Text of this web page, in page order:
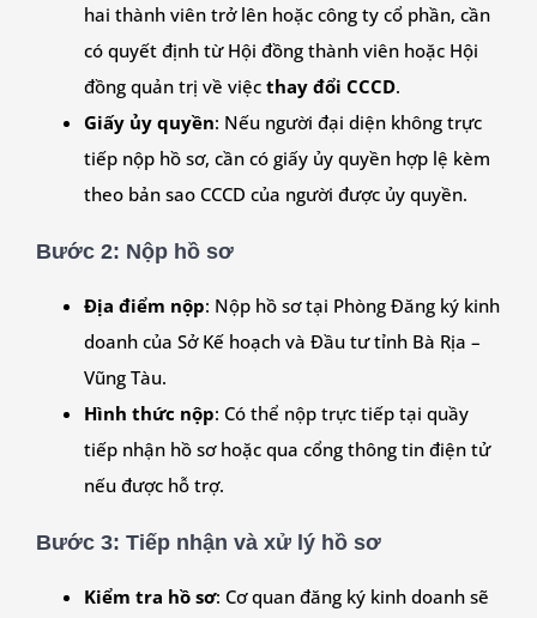
hai thành viên trở lên hoặc công ty cổ phần, cần
có quyết định từ Hội đồng thành viên hoặc Hội
đồng quản trị về việc thay đổi CCCD.
Giấy ủy quyền: Nếu người đại diện không trực
tiếp nộp hồ sơ, cần có giấy ủy quyền hợp lệ kèm
theo bản sao CCCD của người được ủy quyền.
Bước 2: Nộp hồ sơ
Địa điểm nộp: Nộp hồ sơ tại Phòng Đăng ký kinh
doanh của Sở Kế hoạch và Đầu tư tỉnh Bà Rịa –
Vũng Tàu.
Hình thức nộp: Có thể nộp trực tiếp tại quầy
tiếp nhận hồ sơ hoặc qua cổng thông tin điện tử
nếu được hỗ trợ.
Bước 3: Tiếp nhận và xử lý hồ sơ
Kiểm tra hồ sơ: Cơ quan đăng ký kinh doanh sẽ